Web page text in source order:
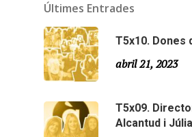
Últimes Entrades
T5x10. Dones
abril 21, 2023
T5x09.
Alcantud i